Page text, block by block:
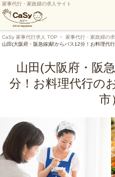
家事代行・家政婦の求人サイト
CaSy 家事代行求人 TOP 家事代行・家政婦の
山田(大阪府・阪急線)駅からバス12分！お料理代
山田(大阪府・阪
分！お料理代行の
市